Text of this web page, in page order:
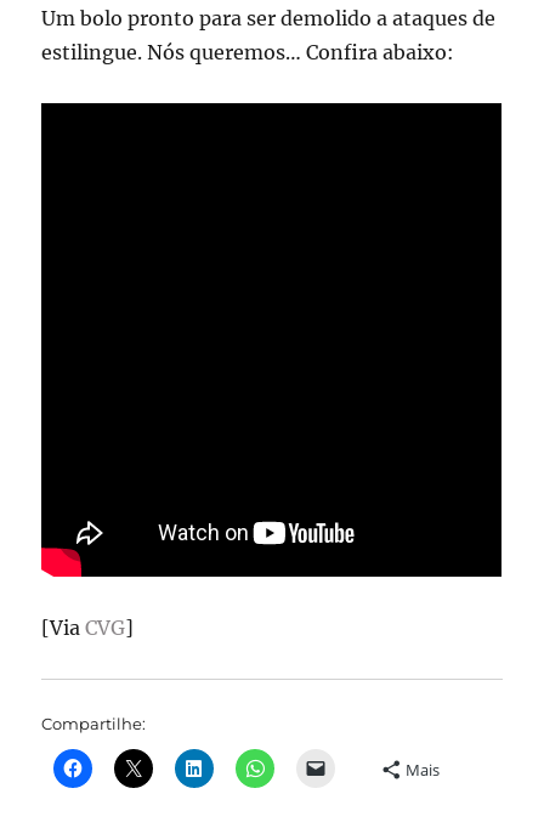
Um bolo pronto para ser demolido a ataques de
estilingue. Nós queremos… Confira abaixo:
[ViaCVG]
Compartilhe:
Mais